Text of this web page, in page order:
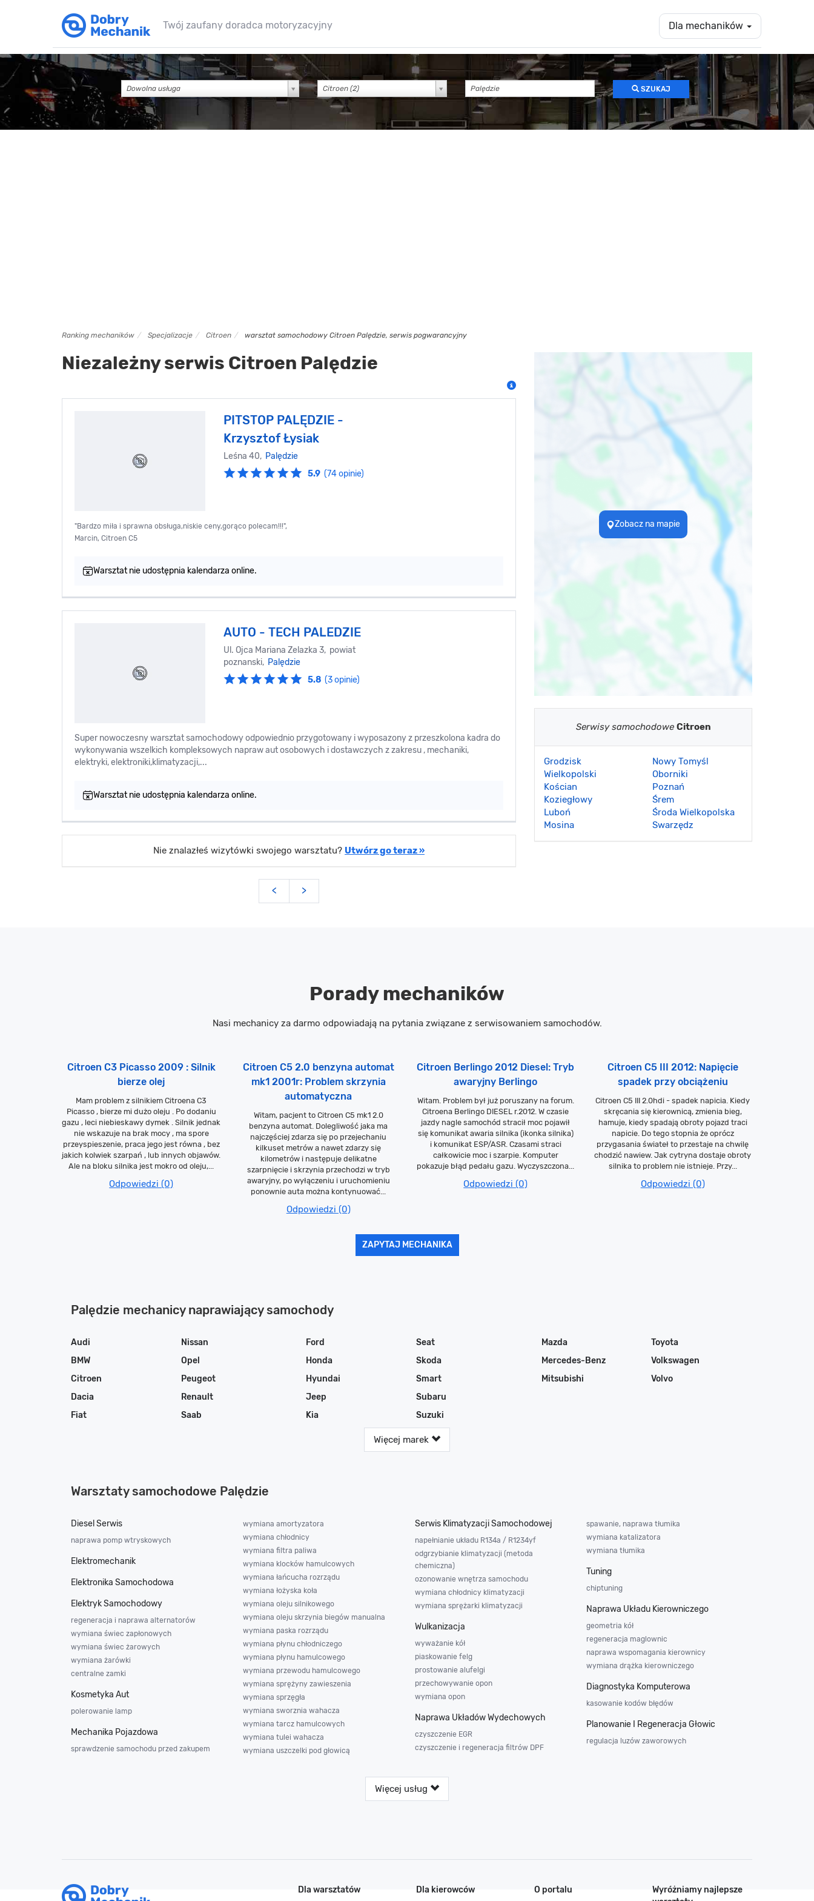
Twój zaufany doradca motoryzacyjny Dla mechaników
Dowolna usługa Citroen (2) SZUKAJ
Ranking mechaników Specjalizacje Citroen warsztat samochodowy Citroen Palędzie, serwis pogwarancyjny
Niezależny serwis Citroen Palędzie
PITSTOP PALĘDZIE -
Krzysztof Łysiak
Leśna 40, Palędzie
5.9 (74 opinie)
"Bardzo miła i sprawna obsługa,niskie ceny,gorąco polecam!!!",
Marcin, Citroen C5
Warsztat nie udostępnia kalendarza online.
AUTO - TECH PALEDZIE
Ul. Ojca Mariana Zelazka 3, powiat
poznanski, Palędzie
5.8 (3 opinie)
Super nowoczesny warsztat samochodowy odpowiednio przygotowany i wyposazony z przeszkolona kadra do
wykonywania wszelkich kompleksowych napraw aut osobowych i dostawczych z zakresu , mechaniki,
elektryki, elektroniki,klimatyzacji,...
Warsztat nie udostępnia kalendarza online.
Nie znalazłeś wizytówki swojego warsztatu? Utwórz go teraz »
< >
Zobacz na mapie
Serwisy samochodowe Citroen
Grodzisk
Wielkopolski
Kościan
Koziegłowy
Luboń
Mosina
Nowy Tomyśl
Oborniki
Poznań
Śrem
Środa Wielkopolska
Swarzędz
Porady mechaników
Nasi mechanicy za darmo odpowiadają na pytania związane z serwisowaniem samochodów.
Citroen C3 Picasso 2009 : Silnik
bierze olej
Mam problem z silnikiem Citroena C3
Picasso , bierze mi dużo oleju . Po dodaniu
gazu , leci niebieskawy dymek . Silnik jednak
nie wskazuje na brak mocy , ma spore
przeyspieszenie, praca jego jest równa , bez
jakich kolwiek szarpań , lub innych objawów.
Ale na bloku silnika jest mokro od oleju,...
Odpowiedzi (0)
Citroen C5 2.0 benzyna automat
mk1 2001r: Problem skrzynia
automatyczna
Witam, pacjent to Citroen C5 mk1 2.0
benzyna automat. Dolegliwość jaka ma
najczęściej zdarza się po przejechaniu
kilkuset metrów a nawet zdarzy się
kilometrów i następuje delikatne
szarpnięcie i skrzynia przechodzi w tryb
awaryjny, po wyłączeniu i uruchomieniu
ponownie auta można kontynuować...
Odpowiedzi (0)
Citroen Berlingo 2012 Diesel: Tryb
awaryjny Berlingo
Witam. Problem był już poruszany na forum.
Citroena Berlingo DIESEL r.2012. W czasie
jazdy nagle samochód stracił moc pojawił
się komunikat awaria silnika (ikonka silnika)
i komunikat ESP/ASR. Czasami straci
całkowicie moc i szarpie. Komputer
pokazuje błąd pedału gazu. Wyczyszczona...
Odpowiedzi (0)
Citroen C5 III 2012: Napięcie
spadek przy obciążeniu
Citroen C5 III 2.0hdi - spadek napicia. Kiedy
skręcania się kierownicą, zmienia bieg,
hamuje, kiedy spadają obroty pojazd traci
napicie. Do tego stopnia że oprócz
przygasania świateł to przestaje na chwilę
chodzić nawiew. Jak cytryna dostaje obroty
silnika to problem nie istnieje. Przy...
Odpowiedzi (0)
ZAPYTAJ MECHANIKA
Palędzie mechanicy naprawiający samochody
Audi
BMW
Citroen
Dacia
Fiat
Ford
Honda
Hyundai
Jeep
Kia
Mazda
Mercedes-Benz
Mitsubishi
Nissan
Opel
Peugeot
Renault
Saab
Seat
Skoda
Smart
Subaru
Suzuki
Toyota
Volkswagen
Volvo
Więcej marek
Warsztaty samochodowe Palędzie
Diesel Serwis
naprawa pomp wtryskowych
Elektromechanik
Elektronika Samochodowa
Elektryk Samochodowy
regeneracja i naprawa alternatorów
wymiana świec zapłonowych
wymiana świec żarowych
wymiana żarówki
centralne zamki
Kosmetyka Aut
polerowanie lamp
Mechanika Pojazdowa
sprawdzenie samochodu przed zakupem
wymiana amortyzatora
wymiana chłodnicy
wymiana filtra paliwa
wymiana klocków hamulcowych
wymiana łańcucha rozrządu
wymiana łożyska koła
wymiana oleju silnikowego
wymiana oleju skrzynia biegów manualna
wymiana paska rozrządu
wymiana płynu chłodniczego
wymiana płynu hamulcowego
wymiana przewodu hamulcowego
wymiana sprężyny zawieszenia
wymiana sprzęgła
wymiana sworznia wahacza
wymiana tarcz hamulcowych
wymiana tulei wahacza
wymiana uszczelki pod głowicą
Serwis Klimatyzacji Samochodowej
napełnianie układu R134a / R1234yf
odgrzybianie klimatyzacji (metoda
chemiczna)
ozonowanie wnętrza samochodu
wymiana chłodnicy klimatyzacji
wymiana sprężarki klimatyzacji
Wulkanizacja
wyważanie kół
piaskowanie felg
prostowanie alufelgi
przechowywanie opon
wymiana opon
Naprawa Układów Wydechowych
czyszczenie EGR
czyszczenie i regeneracja filtrów DPF
spawanie, naprawa tłumika
wymiana katalizatora
wymiana tłumika
Tuning
chiptuning
Naprawa Układu Kierowniczego
geometria kół
regeneracja maglownic
naprawa wspomagania kierownicy
wymiana drążka kierowniczego
Diagnostyka Komputerowa
kasowanie kodów błędów
Planowanie I Regeneracja Głowic
regulacja luzów zaworowych
Więcej usług
Dla warsztatów Dla kierowców O portalu
Wyróżniamy najlepsze